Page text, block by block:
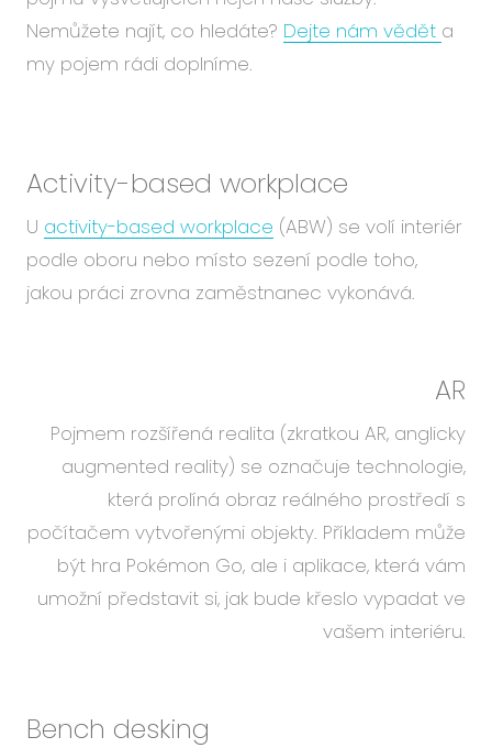
Nemůžete najít, co hledáte? Dejte nám vědět a
my pojem rádi doplníme.
Activity-based workplace
U activity-based workplace (ABW) se volí interiér
podle oboru nebo místo sezení podle toho,
jakou práci zrovna zaměstnanec vykonává.
AR
Pojmem rozšířená realita (zkratkou AR, anglicky
augmented reality) se označuje technologie,
která prolíná obraz reálného prostředí s
počítačem vytvořenými objekty. Příkladem může
být hra Pokémon Go, ale i aplikace, která vám
umožní představit si, jak bude křeslo vypadat ve
vašem interiéru.
Bench desking